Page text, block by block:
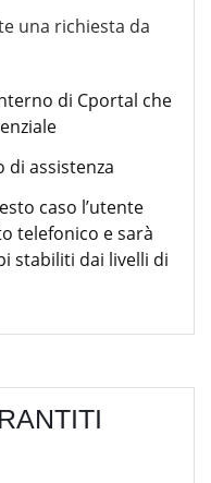
una richiesta da
di Cportal che
di assistenza
caso l’utente
telefonico e sarà
stabiliti dai livelli di